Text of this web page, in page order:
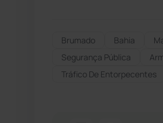
Brumado Bahia
Segurança Pública
Tráfico De Entorpecentes